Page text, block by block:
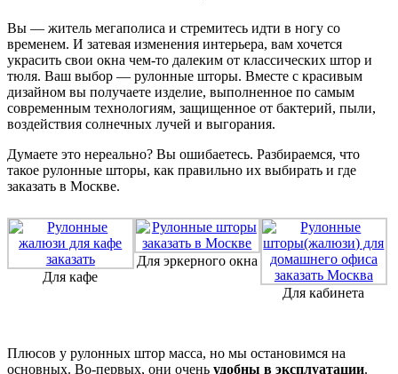
Вы — житель мегаполиса и стремитесь идти в ногу со
временем. И затевая изменения интерьера, вам хочется
украсить свои окна чем-то далеким от классических штор и
тюля. Ваш выбор — рулонные шторы. Вместе с красивым
дизайном вы получаете изделие, выполненное по самым
современным технологиям, защищенное от бактерий, пыли,
воздействия солнечных лучей и выгорания.
Думаете это нереально? Вы ошибаетесь. Разбираемся, что
такое рулонные шторы, как правильно их выбирать и где
заказать в Москве.
Для кафе
Для эркерного окна
Для кабинета
Плюсов у рулонных штор масса, но мы остановимся на
основных. Во-первых, они очень удобны в эксплуатации.